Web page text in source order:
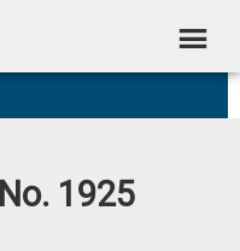
1925